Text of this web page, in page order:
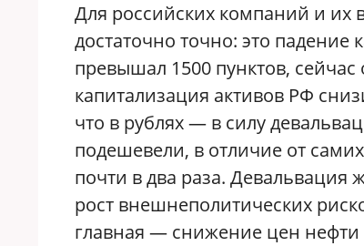
Для российских компаний и их
достаточно точно: это
превышал 1500 пунктов,
капитализация активов РФ
что в рублях — в силу
подешевели, в отличие от
почти в два раза. Девальвация
рост внешнеполитических
главная — снижение цен